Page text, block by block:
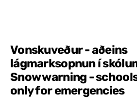
Vonskuveður - aðeins
lágmarksopnun í
Snow warning -
only for emergencies